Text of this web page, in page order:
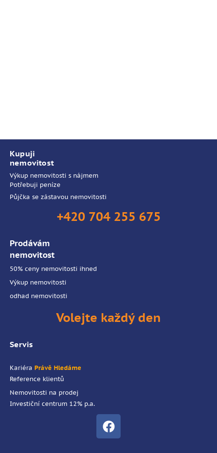
Kupuji
nemovitost
Výkup nemovitosti s nájmem
Potřebuji peníze
Půjčka se zástavou nemovitosti
+420 704 255 675
Prodávám
nemovitost
50% ceny nemovitosti ihned
Výkup nemovitosti
odhad nemovitosti
Volejte každý den
Servis
Kariéra Právě Hledáme
Reference klientů
Nemovitosti na prodej
Investiční centrum 12% p.a.